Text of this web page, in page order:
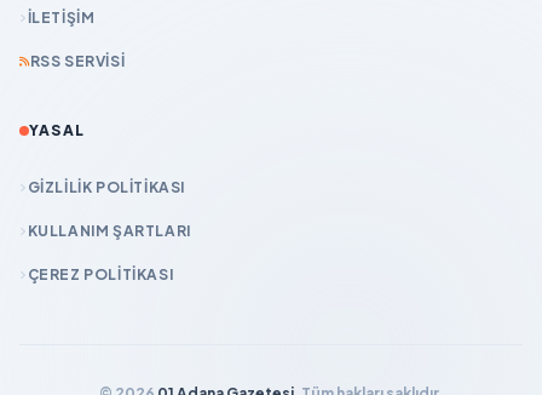
İLETIŞIM
RSS SERVISI
YASAL
GIZLILIK POLITIKASI
KULLANIM ŞARTLARI
ÇEREZ POLITIKASI